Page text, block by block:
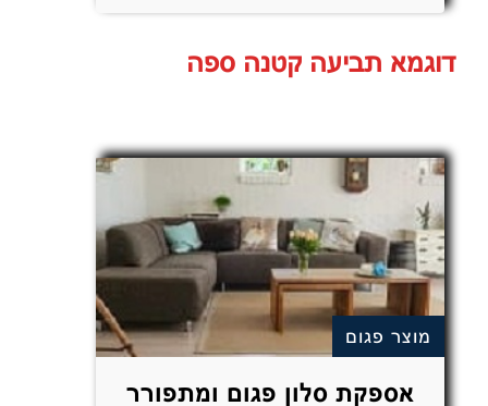
דוגמא תביעה קטנה ספה
מוצר פגום
אספקת סלון פגום ומתפורר